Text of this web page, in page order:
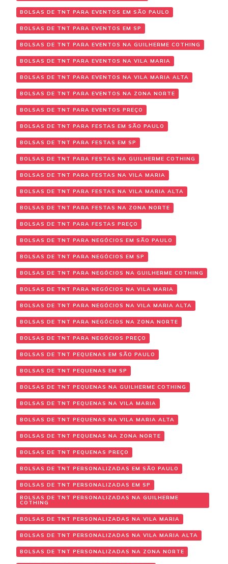
BOLSAS DE TNT PARA EVENTOS EM SÃO PAULO
BOLSAS DE TNT PARA EVENTOS EM SP
BOLSAS DE TNT PARA EVENTOS NA GUILHERME COTHING
BOLSAS DE TNT PARA EVENTOS NA VILA MARIA
BOLSAS DE TNT PARA EVENTOS NA VILA MARIA ALTA
BOLSAS DE TNT PARA EVENTOS NA ZONA NORTE
BOLSAS DE TNT PARA EVENTOS PREÇO
BOLSAS DE TNT PARA FESTAS EM SÃO PAULO
BOLSAS DE TNT PARA FESTAS EM SP
BOLSAS DE TNT PARA FESTAS NA GUILHERME COTHING
BOLSAS DE TNT PARA FESTAS NA VILA MARIA
BOLSAS DE TNT PARA FESTAS NA VILA MARIA ALTA
BOLSAS DE TNT PARA FESTAS NA ZONA NORTE
BOLSAS DE TNT PARA FESTAS PREÇO
BOLSAS DE TNT PARA NEGÓCIOS EM SÃO PAULO
BOLSAS DE TNT PARA NEGÓCIOS EM SP
BOLSAS DE TNT PARA NEGÓCIOS NA GUILHERME COTHING
BOLSAS DE TNT PARA NEGÓCIOS NA VILA MARIA
BOLSAS DE TNT PARA NEGÓCIOS NA VILA MARIA ALTA
BOLSAS DE TNT PARA NEGÓCIOS NA ZONA NORTE
BOLSAS DE TNT PARA NEGÓCIOS PREÇO
BOLSAS DE TNT PEQUENAS EM SÃO PAULO
BOLSAS DE TNT PEQUENAS EM SP
BOLSAS DE TNT PEQUENAS NA GUILHERME COTHING
BOLSAS DE TNT PEQUENAS NA VILA MARIA
BOLSAS DE TNT PEQUENAS NA VILA MARIA ALTA
BOLSAS DE TNT PEQUENAS NA ZONA NORTE
BOLSAS DE TNT PEQUENAS PREÇO
BOLSAS DE TNT PERSONALIZADAS EM SÃO PAULO
BOLSAS DE TNT PERSONALIZADAS EM SP
BOLSAS DE TNT PERSONALIZADAS NA GUILHERME
COTHING
BOLSAS DE TNT PERSONALIZADAS NA VILA MARIA
BOLSAS DE TNT PERSONALIZADAS NA VILA MARIA ALTA
BOLSAS DE TNT PERSONALIZADAS NA ZONA NORTE